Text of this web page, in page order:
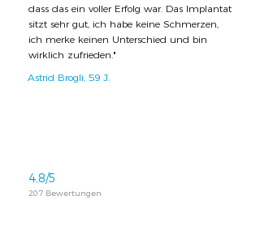
dass das ein voller Erfolg war. Das Implantat
sitzt sehr gut, ich habe keine Schmerzen,
ich merke keinen Unterschied und bin
wirklich zufrieden."
Astrid Brogli, 59 J.
4,8/5
207 Bewertungen